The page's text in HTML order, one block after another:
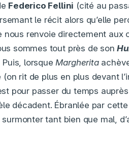
Federico Fellini (cité au
le récit alors qu’elle
nous renvoie directement
sommes tout près de son
Puis, lorsqueMargherita
rit de plus en plus devant
pour passer du temps
décadent. Ébranlée par
surmonter tant bien que mal,